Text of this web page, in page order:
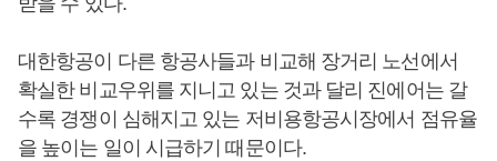
대한항공이 다른 항공사들과 비교해 장거리 노선에서
확실한 비교우위를 지니고 있는 것과 달리 진에어는 갈
수록 경쟁이 심해지고 있는 저비용항공시장에서 점유율
을 높이는 일이 시급하기 때문이다.